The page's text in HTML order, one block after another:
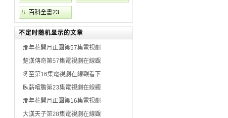
百科全書23
不定时随机显示的文章
那年花開月正圓第57集電視劇
楚漢傳奇第57集電視劇在線觀
冬至第16集電視劇在線觀看下
臥薪嚐膽第23集電視劇在線觀
那年花開月正圓第16集電視劇
大漢天子第28集電視劇在線觀